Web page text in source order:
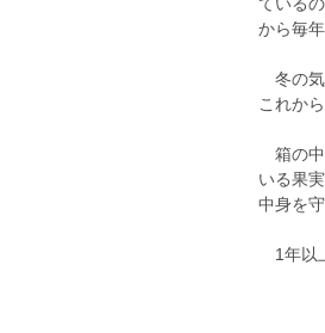
から毎
冬の気
これか
箱の中
いる果
中身を
1年以